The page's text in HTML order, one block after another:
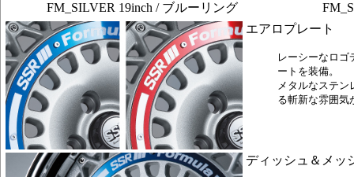
FM_SILVER 19inch / ブルーリング
エアロプレート
レーシーなロゴ
ートを装備。
メタルなステン
る斬新な雰囲気
ディッシュ＆メッ